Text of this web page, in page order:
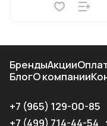
БрендыАкции
БлогО компании
+7 (965) 129-00-85
+7 (499) 714-44-54